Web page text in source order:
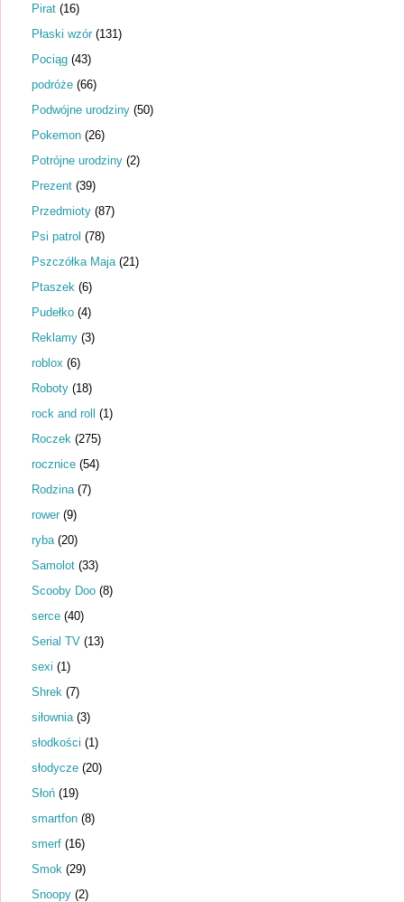
Pirat (16)
Płaski wzór (131)
Pociąg (43)
podróże (66)
Podwójne urodziny (50)
Pokemon (26)
Potrójne urodziny (2)
Prezent (39)
Przedmioty (87)
Psi patrol (78)
Pszczółka Maja (21)
Ptaszek (6)
Pudełko (4)
Reklamy (3)
roblox (6)
Roboty (18)
rock and roll (1)
Roczek (275)
rocznice (54)
Rodzina (7)
rower (9)
ryba (20)
Samolot (33)
Scooby Doo (8)
serce (40)
Serial TV (13)
sexi (1)
Shrek (7)
siłownia (3)
słodkości (1)
słodycze (20)
Słoń (19)
smartfon (8)
smerf (16)
Smok (29)
Snoopy (2)